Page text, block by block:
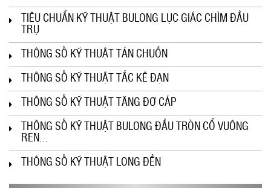
TIÊU CHUẨN KỸ THUẬT BULONG LỤC GIÁC CHÌM ĐẦU
TRỤ
THÔNG SỐ KỸ THUẬT TÁN CHUỒN
THÔNG SỐ KỸ THUẬT TẮC KÊ ĐẠN
THÔNG SỐ KỸ THUẬT TĂNG ĐƠ CÁP
THÔNG SỐ KỸ THUẬT BULONG ĐẦU TRÒN CỔ VUÔNG
REN...
THÔNG SỐ KỸ THUẬT LONG ĐỀN